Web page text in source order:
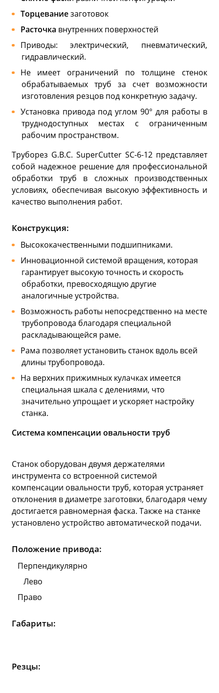
Торцеваниезаготовок
Расточка внутренних поверхностей
Приводы: электрический, пневматический,
гидравлический.
Не имеет ограничений по толщине стенок
обрабатываемых труб за счет возможности
изготовления резцов под конкретную задачу.
Установка привода под углом 90° для работы в
труднодоступных местах с ограниченным
рабочим пространством.
Труборез G.B.C. SuperCutter SC-6-12 представляет
собой надежное решение для профессиональной
обработки труб в сложных производственных
условиях, обеспечивая высокую эффективность и
качество выполнения работ.
Конструкция:
Высококачественными подшипниками.
Инновационной системой вращения, которая
гарантирует высокую точность и скорость
обработки, превосходящую другие
аналогичные устройства.
Возможность работы непосредственно на месте
трубопровода благодаря специальной
раскладывающейся раме.
Рама позволяет установить станок вдоль всей
длины трубопровода.
На верхних прижимных кулачках имеется
специальная шкала с делениями, что
значительно упрощает и ускоряет настройку
станка.
Система компенсации овальности труб
Станок оборудован двумя держателями
инструмента со встроенной системой
компенсации овальности труб, которая устраняет
отклонения в диаметре заготовки, благодаря чему
достигается равномерная фаска. Также на станке
установлено устройство автоматической подачи.
Положение привода:
Перпендикулярно
Лево
Право
Габариты:
Резцы: